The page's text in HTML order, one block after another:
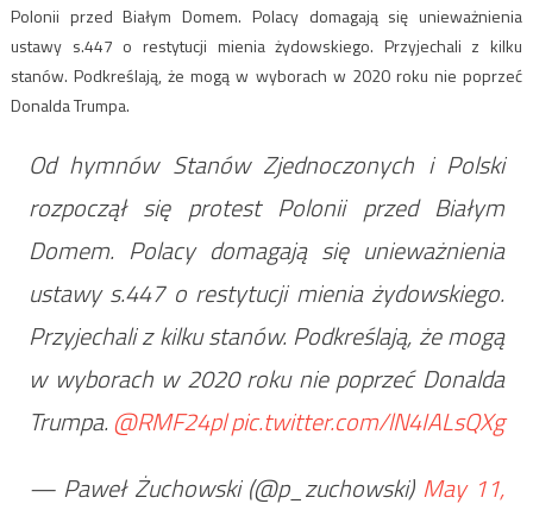
Polonii przed Białym Domem. Polacy domagają się unieważnienia
ustawy s.447 o restytucji mienia żydowskiego. Przyjechali z kilku
stanów. Podkreślają, że mogą w wyborach w 2020 roku nie poprzeć
Donalda Trumpa.
Od hymnów Stanów Zjednoczonych i Polski
rozpoczął się protest Polonii przed Białym
Domem. Polacy domagają się unieważnienia
ustawy s.447 o restytucji mienia żydowskiego.
Przyjechali z kilku stanów. Podkreślają, że mogą
w wyborach w 2020 roku nie poprzeć Donalda
Trumpa.@RMF24plpic.twitter.com/lN4IALsQXg
— Paweł Żuchowski (@p_zuchowski) May 11,